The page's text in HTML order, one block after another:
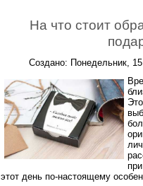
На что стоит
Создано: Понедельник,
этот день по-настоящему